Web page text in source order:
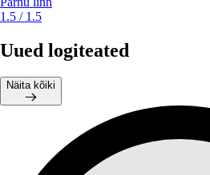
1.5 / 1.5
Uued logiteated
Näita kõiki